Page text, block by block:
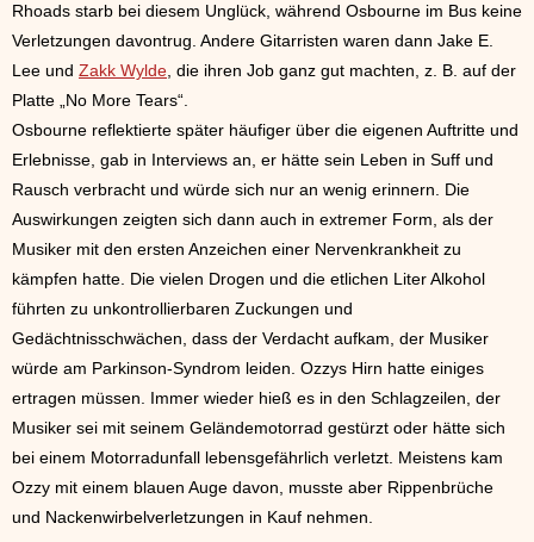
Rhoads starb bei diesem Unglück, während Osbourne im Bus keine
Verletzungen davontrug. Andere Gitarristen waren dann Jake E.
Lee und Zakk Wylde, die ihren Job ganz gut machten, z. B. auf der
Platte „No More Tears“.
Osbourne reflektierte später häufiger über die eigenen Auftritte und
Erlebnisse, gab in Interviews an, er hätte sein Leben in Suff und
Rausch verbracht und würde sich nur an wenig erinnern. Die
Auswirkungen zeigten sich dann auch in extremer Form, als der
Musiker mit den ersten Anzeichen einer Nervenkrankheit zu
kämpfen hatte. Die vielen Drogen und die etlichen Liter Alkohol
führten zu unkontrollierbaren Zuckungen und
Gedächtnisschwächen, dass der Verdacht aufkam, der Musiker
würde am Parkinson-Syndrom leiden. Ozzys Hirn hatte einiges
ertragen müssen. Immer wieder hieß es in den Schlagzeilen, der
Musiker sei mit seinem Geländemotorrad gestürzt oder hätte sich
bei einem Motorradunfall lebensgefährlich verletzt. Meistens kam
Ozzy mit einem blauen Auge davon, musste aber Rippenbrüche
und Nackenwirbelverletzungen in Kauf nehmen.